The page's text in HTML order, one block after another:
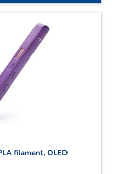
filament, OLED